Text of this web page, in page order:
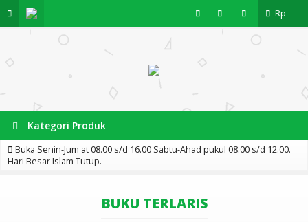
Rp
Kategori Produk
Buka Senin-Jum'at 08.00 s/d 16.00 Sabtu-Ahad pukul 08.00 s/d 12.00.
Hari Besar Islam Tutup.
BUKU TERLARIS